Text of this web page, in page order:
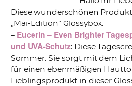
Diese wunderschönen
„Mai-Edition“ Glossybox:
– Eucerin – Even Brighter
und UVA-Schutz: Diese
Sommer. Sie sorgt mit dem
für einen ebenmäßigen
Lieblingsprodukt in dieser